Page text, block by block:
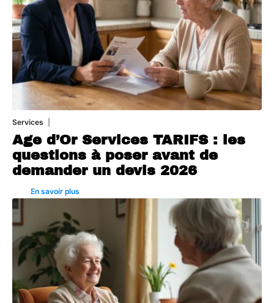
Services
Age d’Or Services TARIFS : les
questions à poser avant de
demander un devis 2026
En savoir plus